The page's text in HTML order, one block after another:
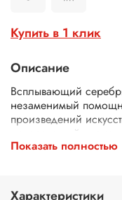
Купить в 1 клик
Описание
Всплывающий
незаменимый
произведений
декоративный
использования при
пигмент образует
Показать полностью
Характеристики